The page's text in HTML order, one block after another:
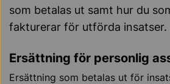
som betalas ut samt hur du
fakturerar för utförda insatser.
Ersättning för personlig
Ersättning som betalas ut för